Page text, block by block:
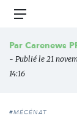
Aller
principal
Menu
Par Carenews
- Publié le 21
14:16
#MÉCÉNAT